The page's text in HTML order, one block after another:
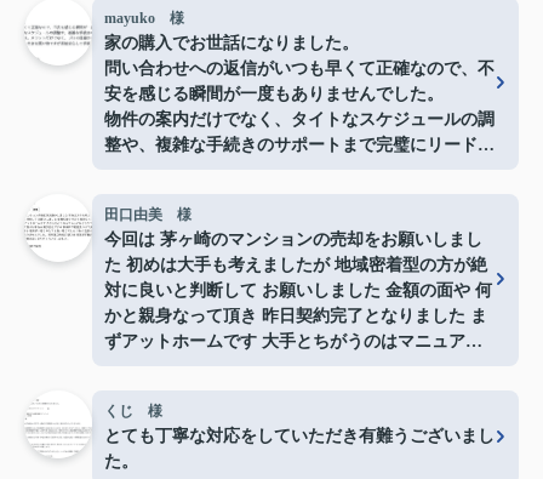
mayuko 様
家の購入でお世話になりました。
問い合わせへの返信がいつも早くて正確なので、不
安を感じる瞬間が一度もありませんでした。
物件の案内だけでなく、タイトなスケジュールの調
整や、複雑な手続きのサポートまで完璧にリードし
しっかり説明していただけたので、大きな買い物で
すが終始安心して手続きを進めることができまし
た。
本当にありがとうございました！
田口由美 様
今回は 茅ヶ崎のマンションの売却をお願いしまし
た 初めは大手も考えましたが 地域密着型の方が絶
対に良いと判断して お願いしました 金額の面や 何
かと親身なって頂き 昨日契約完了となりました ま
ずアットホームです 大手とちがうのはマニュアル
良かったとしか思ってないです。事務所も 湘南ぽ
い感じのとても良い感じでした つねに店長さんに
相談し対応して頂き何の不安もありませんでした。
くじ 様
とても丁寧な対応をしていただき有難うございまし
た。